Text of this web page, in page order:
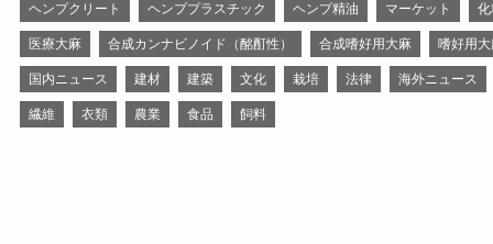
ヘンプクリート ヘンププラスチック ヘンプ精油 マーケット
医療大麻 合成カンナビノイド（酩酊性） 合成嗜好用大麻 嗜好用
国内ニュース 建材 建築 文化 栽培 法律 海外ニュース
繊維 衣類 農業 食品 飼料